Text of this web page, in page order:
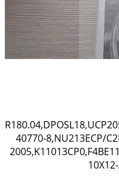
40770-8,NU213ECP/